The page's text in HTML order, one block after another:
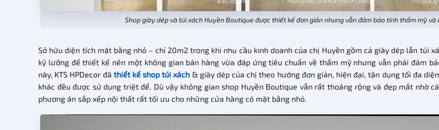
Shop giày dép và túi xách Huyền Boutique được thiết kế đơn giản nhưng vẫn đảm bảo tính thẩm mỹ
Sở hữu diện tích mặt bằng nhỏ – chỉ 20m2 trong khi nhu cầu kinh doanh của chị Huyền gồm cả giày dép lẫn túi
kỹ lưỡng để thiết kế nên một không gian bán hàng vừa đáp ứng tiêu chuẩn về thẩm mỹ nhưng vẫn phải đảm
này, KTS HPDecor đã thiết kế shop túi xách & giày dép của chị theo hướng đơn giản, hiện đại, tận dụng tối đa
khác đều được sử dụng triệt để. Dù vậy không gian shop Huyền Boutique vẫn rất thoáng rộng và đẹp mắt nhờ
phương án sắp xếp nội thất rất tối ưu cho những cửa hàng có mặt bằng nhỏ.